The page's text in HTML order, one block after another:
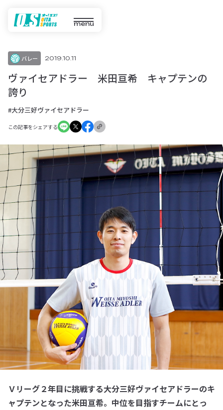
menu
バレー 2019.10.11
ヴァイセアドラー 米田亘希 キャプテンの
誇り
#大分三好ヴァイセアドラー
この記事をシェアする
Ｖリーグ２年目に挑戦する大分三好ヴァイセアドラーのキ
ャプテンとなった米田亘希。中位を目指すチームにとっ